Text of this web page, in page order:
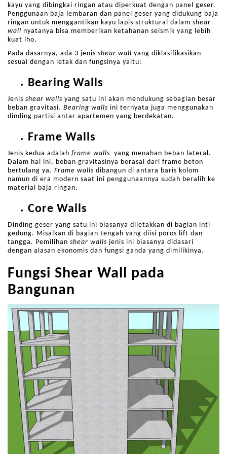
kayu yang dibingkai ringan atau diperkuat dengan panel geser.
Penggunaan baja lembaran dan panel geser yang didukung baja
ringan untuk menggantikan kayu lapis struktural dalam shear
wall nyatanya bisa memberikan ketahanan seismik yang lebih
kuat lho.
Pada dasarnya, ada 3 jenis shear wall yang diklasifikasikan
sesuai dengan letak dan fungsinya yaitu:
Bearing Walls
Jenis shear walls yang satu ini akan mendukung sebagian besar
beban gravitasi. Bearing walls ini ternyata juga menggunakan
dinding partisi antar apartemen yang berdekatan.
Frame Walls
Jenis kedua adalah frame walls yang menahan beban lateral.
Dalam hal ini, beban gravitasinya berasal dari frame beton
bertulang ya. Frame walls dibangun di antara baris kolom
namun di era modern saat ini penggunaannya sudah beralih ke
material baja ringan.
Core Walls
Dinding geser yang satu ini biasanya diletakkan di bagian inti
gedung. Misalkan di bagian tengah yang diisi poros lift dan
tangga. Pemilihan shear walls jenis ini biasanya didasari
dengan alasan ekonomis dan fungsi ganda yang dimilikinya.
Fungsi Shear Wall pada
Bangunan